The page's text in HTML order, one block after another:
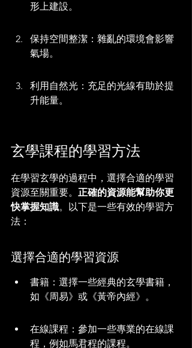
形上建設。
保持空間整潔：雜亂的環境會影響
氣場。
利用自然光：充足的光線有助於提
升能量。
玄學課程的學習方法
在學習玄學的過程中，選擇合適的學習
資源至關重要。 正確的資源能幫助你更
快掌握知識。以下是一些有效的學習方
法：
選擇合適的學習資源
書籍：選擇一些經典的玄學書籍，
如《周易》或《黃帝內經》。
在線課程：參加一些專業的在線課
程，例如馬君程的課程。